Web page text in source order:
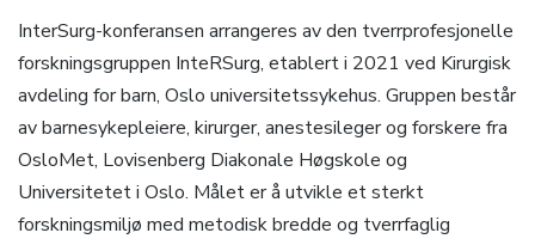
InterSurg-konferansen arrangeres av den tverrprofesjonelle
forskningsgruppen InteRSurg, etablert i 2021 ved Kirurgisk
avdeling for barn, Oslo universitetssykehus. Gruppen består
av barnesykepleiere, kirurger, anestesileger og forskere fra
OsloMet, Lovisenberg Diakonale Høgskole og
Universitetet i Oslo. Målet er å utvikle et sterkt
forskningsmiljø med metodisk bredde og tverrfaglig